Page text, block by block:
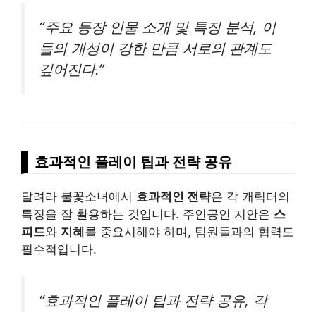
“주요 등장 인물 소개 및 특징 분석, 이
들의 개성이 강한 만큼 서로의 관계도
깊어진다.”
효과적인 플레이 팁과 전략 공유
달려라 불꽃소녀에서 효과적인 전략은 각 캐릭터의
특징을 잘 활용하는 것입니다. 주인공인 지안은 스
피드와 지혜를 중요시해야 하며, 팀원들과의 협력도
필수적입니다.
“효과적인 플레이 팁과 전략 공유, 각